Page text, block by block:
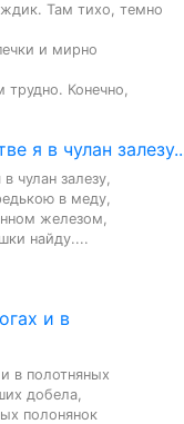
Там тихо, темно
и мирно
трудно. Конечно,
я в чулан
чулан залезу,
в меду,
железом,
найду....
и в
в полотняных
добела,
полонянок